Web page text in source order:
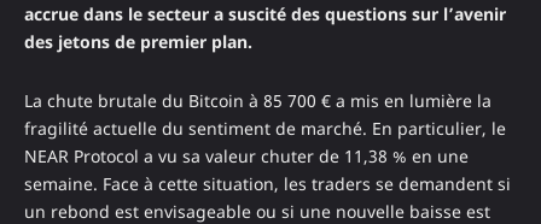
accrue dans le secteur a suscité des questions sur l’avenir
des jetons de premier plan.
La chute brutale du Bitcoin à 85 700 € a mis en lumière la
fragilité actuelle du sentiment de marché. En particulier, le
NEAR Protocol a vu sa valeur chuter de 11,38 % en une
semaine. Face à cette situation, les traders se demandent si
un rebond est envisageable ou si une nouvelle baisse est